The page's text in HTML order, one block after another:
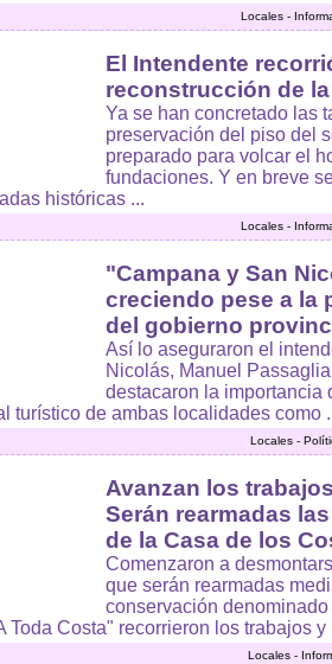
Locales -
El Intendente
reconstrucción de
Ya se han concretado las
preservación del piso del
preparado para volcar el
fundaciones. Y en breve
históricas ...
Locales -
"Campana y San
creciendo pese a la
del gobierno
Así lo aseguraron el
Nicolás, Manuel
destacaron la importancia
turístico de ambas localidades como
Locales -
Avanzan los
Serán rearmadas
de la Casa de los
Comenzaron a
que serán rearmadas
conservación
Toda Costa" recorrieron los trabajos y
Locales -